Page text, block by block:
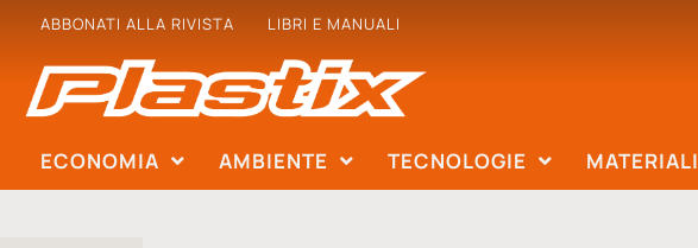
ABBONATI ALLA RIVISTA LIBRI E MANUALI
ECONOMIA AMBIENTE TECNOLOGIE MATERIALI